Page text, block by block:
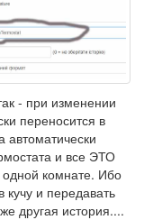
- при изменении
переносится в
автоматически
и все ЭТО
одной комнате. Ибо
и передавать
другая история....